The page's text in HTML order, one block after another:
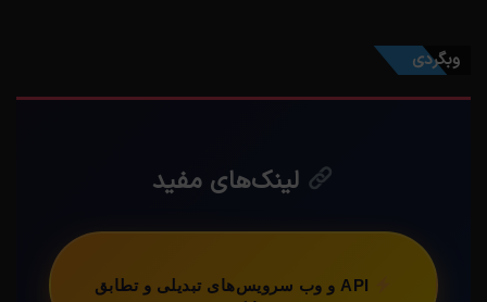
وبگردی
لینک‌های مفید
API و وب سرویس‌های تبدیلی و تطابق